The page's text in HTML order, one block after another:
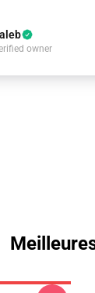
owner